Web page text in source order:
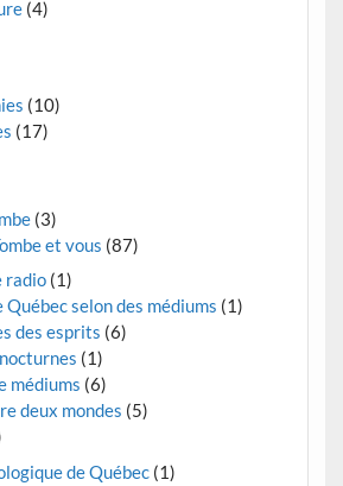
(4)
(10)
(17)
(3)
et vous (87)
radio(1)
Québec selon des médiums (1)
des esprits (6)
(1)
médiums (6)
deux mondes (5)
de Québec(1)